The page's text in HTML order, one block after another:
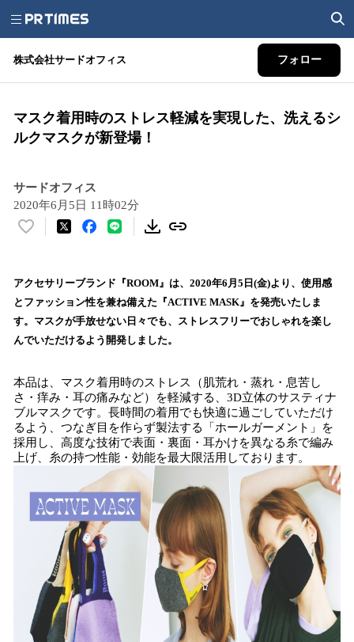
株式会社サードオフィス フォロー
マスク着用時のストレス軽減を実現した、洗えるシ
ルクマスクが新登場！
サードオフィス
2020年6月5日 11時02分
い
！
数
を
読
み
中
で
す
アクセサリーブランド『ROOM』は、2020年6月5日(金)より、使用感
とファッション性を兼ね備えた『ACTIVE MASK』を発売いたしま
す。マスクが手放せない日々でも、ストレスフリーでおしゃれを楽し
んでいただけるよう開発しました。
本品は、マスク着用時のストレス（肌荒れ・蒸れ・息苦し
さ・痒み・耳の痛みなど）を軽減する、3D立体のサスティナ
ブルマスクです。長時間の着用でも快適に過ごしていただけ
るよう、つなぎ目を作らず製法する「ホールガーメント」を
採用し、高度な技術で表面・裏面・耳かけを異なる糸で編み
上げ、糸の持つ性能・効能を最大限活用しております。​